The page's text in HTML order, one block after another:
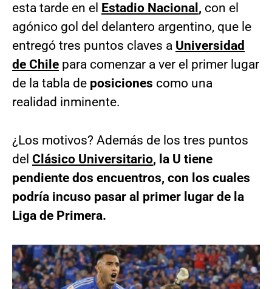
esta tarde en el Estadio Nacional , con el
agónico gol del delantero argentino, que le
entregó tres puntos claves a Universidad
de Chile para comenzar a ver el primer lugar
de la tabla de posiciones como una
realidad inminente.
¿Los motivos? Además de los tres puntos
del Clásico Universitario, la U tiene
pendiente dos encuentros, con los cuales
podría incuso pasar al primer lugar de la
Liga de Primera.